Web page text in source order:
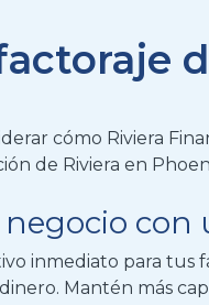
cómo Riviera
de Riviera en
inmediato para tus
Mantén más